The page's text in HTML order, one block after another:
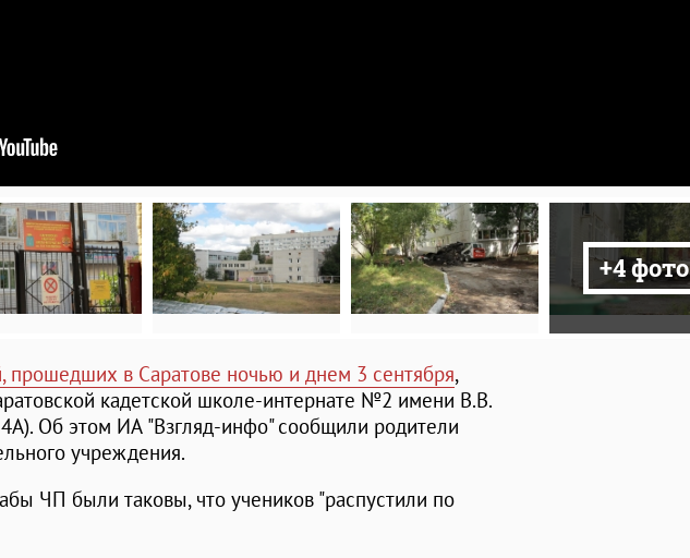
+4 фото
прошедших в Саратове ночью и днем 3 сентября,
кадетской школе-интернате №2 имени В.В.
Об этом ИА "Взгляд-инфо" сообщили родители
учреждения.
ЧП были таковы, что учеников "распустили по